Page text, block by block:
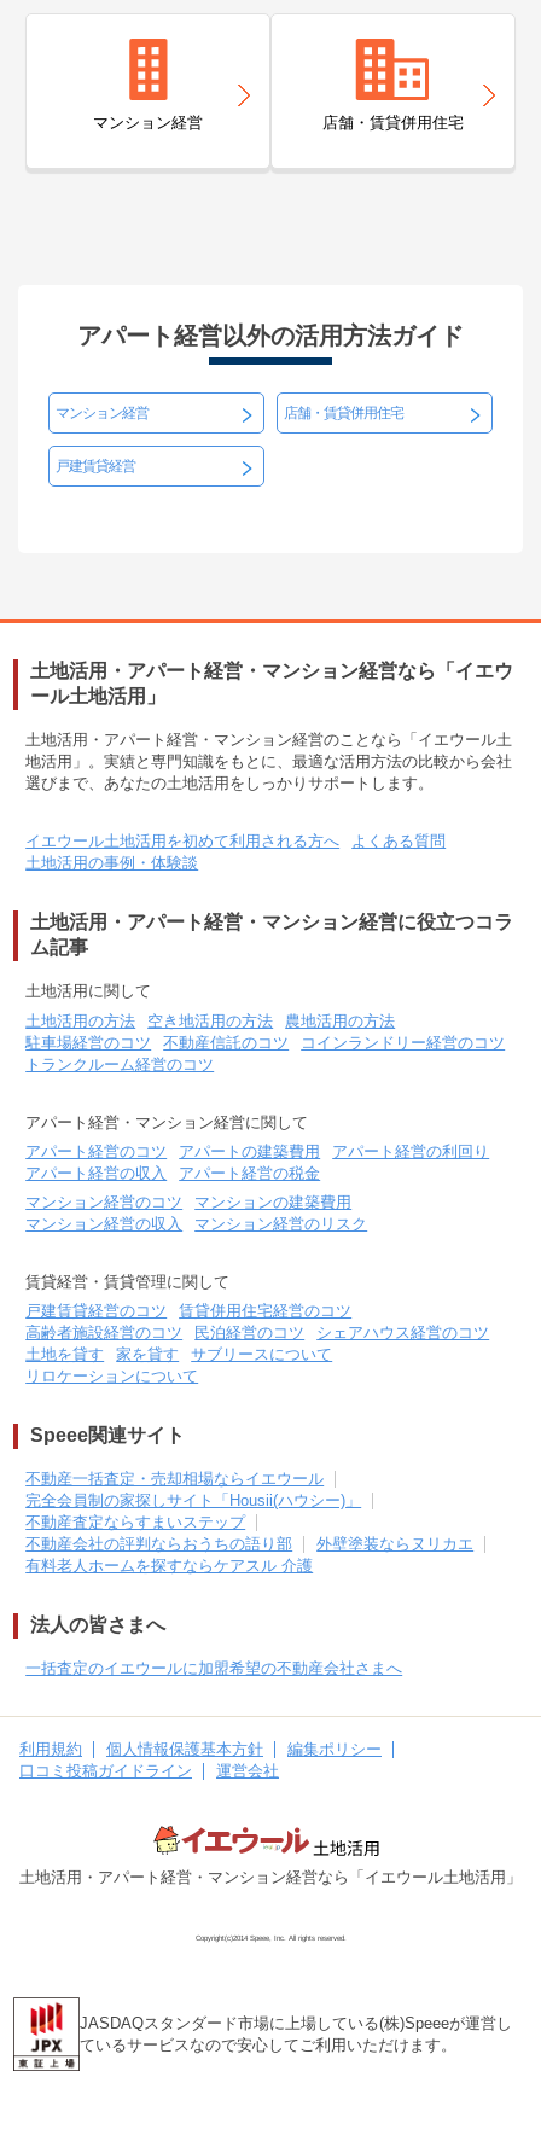
マンション経営 店舗・賃貸併用住宅
アパート経営以外の活用方法ガイド
マンション経営 店舗・賃貸併用住宅
戸建賃貸経営
土地活用・アパート経営・マンション経営なら「イエウ
ール土地活用」
土地活用・アパート経営・マンション経営のことなら「イエウール土
地活用」。実績と専門知識をもとに、最適な活用方法の比較から会社
選びまで、あなたの土地活用をしっかりサポートします。
イエウール土地活用を初めて利用される方へ
よくある質問
土地活用の事例・体験談
土地活用・アパート経営・マンション経営に役立つコラ
ム記事
土地活用に関して
土地活用の方法
空き地活用の方法
農地活用の方法
駐車場経営のコツ
不動産信託のコツ
コインランドリー経営のコツ
トランクルーム経営のコツ
アパート経営・マンション経営に関して
アパート経営のコツ
アパートの建築費用
アパート経営の利回り
アパート経営の収入
アパート経営の税金
マンション経営のコツ
マンションの建築費用
マンション経営の収入
マンション経営のリスク
賃貸経営・賃貸管理に関して
戸建賃貸経営のコツ
賃貸併用住宅経営のコツ
高齢者施設経営のコツ
民泊経営のコツ
シェアハウス経営のコツ
土地を貸す
家を貸す
サブリースについて
リロケーションについて
Speee関連サイト
不動産一括査定・売却相場ならイエウール
完全会員制の家探しサイト「Housii(ハウシー)」
不動産査定ならすまいステップ
不動産会社の評判ならおうちの語り部
外壁塗装ならヌリカエ
有料老人ホームを探すならケアスル 介護
法人の皆さまへ
一括査定のイエウールに加盟希望の不動産会社さまへ
土地活用・アパート経営・マンション経営なら「イエウール土地活用」
利用規約 個人情報保護基本方針
編集ポリシー
口コミ投稿ガイドライン
運営会社
Copyright(c)2014 Speee, Inc. All rights reserved.
JASDAQスタンダード市場に上場している(株)Speeeが運営し
ているサービスなので安心してご利用いただけます。